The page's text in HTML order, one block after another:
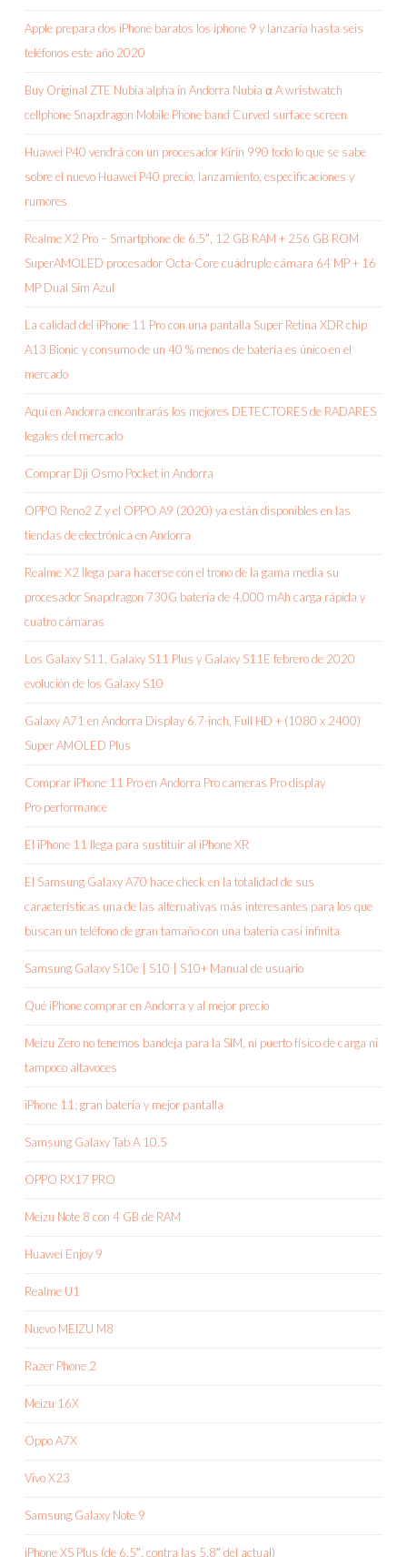
Apple prepara dos iPhone baratos los iphone 9 y lanzaría hasta seis
teléfonos este año 2020
Buy Original ZTE Nubia alpha in Andorra Nubia α A wristwatch
cellphone Snapdragon Mobile Phone band Curved surface screen
Huawei P40 vendrá con un procesador Kirin 990 todo lo que se sabe
sobre el nuevo Huawei P40 precio, lanzamiento, especificaciones y
rumores
Realme X2 Pro – Smartphone de 6.5″, 12 GB RAM + 256 GB ROM
SuperAMOLED procesador Octa-Core cuádruple cámara 64 MP + 16
MP Dual Sim Azul
La calidad del iPhone 11 Pro con una pantalla Super Retina XDR chip
A13 Bionic y consumo de un 40 % menos de batería es único en el
mercado
Aquí en Andorra encontrarás los mejores DETECTORES de RADARES
legales del mercado
Comprar Dji Osmo Pocket in Andorra
OPPO Reno2 Z y el OPPO A9 (2020) ya están disponibles en las
tiendas de electrónica en Andorra
Realme X2 llega para hacerse con el trono de la gama media su
procesador Snapdragon 730G batería de 4.000 mAh carga rápida y
cuatro cámaras
Los Galaxy S11, Galaxy S11 Plus y Galaxy S11E febrero de 2020
evolución de los Galaxy S10
Galaxy A71 en Andorra Display 6.7-inch, Full HD + (1080 x 2400)
Super AMOLED Plus
Comprar iPhone 11 Pro en Andorra Pro cameras Pro display
Pro performance
El iPhone 11 llega para sustituir al iPhone XR
El Samsung Galaxy A70 hace check en la totalidad de sus
características una de las alternativas más interesantes para los que
buscan un teléfono de gran tamaño con una bateria casi infinita
Samsung Galaxy S10e | S10 | S10+ Manual de usuario
Qué iPhone comprar en Andorra y al mejor precio
Meizu Zero no tenemos bandeja para la SIM, ni puerto físico de carga ni
tampoco altavoces
iPhone 11: gran batería y mejor pantalla
Samsung Galaxy Tab A 10.5
OPPO RX17 PRO
Meizu Note 8 con 4 GB de RAM
Huawei Enjoy 9
Realme U1
Nuevo MEIZU M8
Razer Phone 2
Meizu 16X
Oppo A7X
Vivo X23
Samsung Galaxy Note 9
iPhone XS Plus (de 6.5″, contra las 5.8″ del actual)